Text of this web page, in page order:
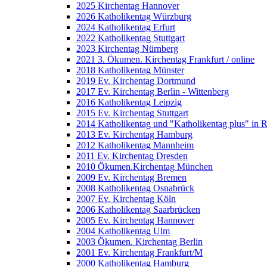
2025 Kirchentag Hannover
2026 Katholikentag Würzburg
2024 Katholikentag Erfurt
2022 Katholikentag Stuttgart
2023 Kirchentag Nürnberg
2021 3. Ökumen. Kirchentag Frankfurt / online
2018 Katholikentag Münster
2019 Ev. Kirchentag Dortmund
2017 Ev. Kirchentag Berlin - Wittenberg
2016 Katholikentag Leipzig
2015 Ev. Kirchentag Stuttgart
2014 Katholikentag und "Katholikentag plus" in
2013 Ev. Kirchentag Hamburg
2012 Katholikentag Mannheim
2011 Ev. Kirchentag Dresden
2010 Ökumen.Kirchentag München
2009 Ev. Kirchentag Bremen
2008 Katholikentag Osnabrück
2007 Ev. Kirchentag Köln
2006 Katholikentag Saarbrücken
2005 Ev. Kirchentag Hannover
2004 Katholikentag Ulm
2003 Ökumen. Kirchentag Berlin
2001 Ev. Kirchentag Frankfurt/M
2000 Katholikentag Hamburg